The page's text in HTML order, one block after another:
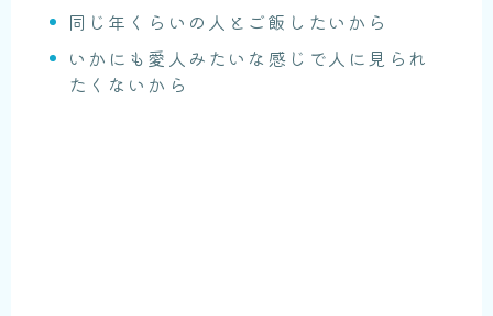
同じ年くらいの人とご飯したいから
いかにも愛人みたいな感じで人に見られ
たくないから